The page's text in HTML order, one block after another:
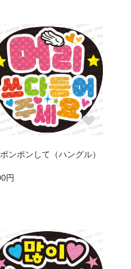
ンポンして（ハングル）
円